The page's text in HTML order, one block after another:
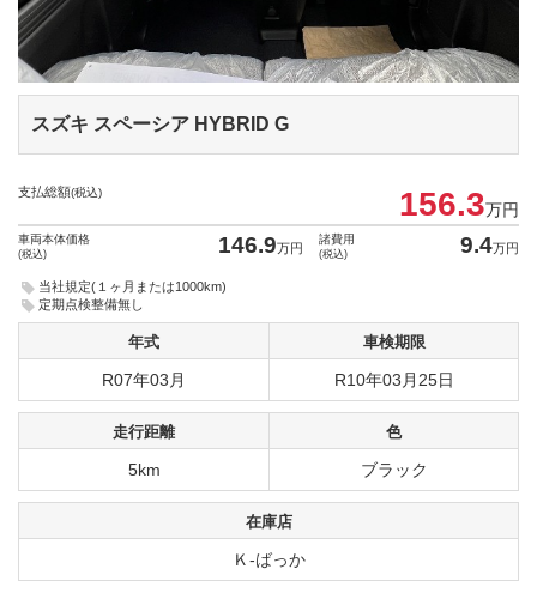
スズキ スペーシア HYBRID G
支払総額(税込) 156.3万円
車両本体価格
(税込) 146.9万円
諸費用
(税込) 9.4万円
当社規定(１ヶ月または1000km)
定期点検整備無し
年式 車検期限
R07年03月 R10年03月25日
走行距離 色
5km ブラック
在庫店
Ｋ-ばっか